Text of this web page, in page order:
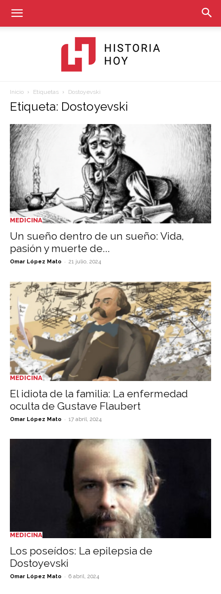
Hoy
Inicio Etiquetas Dostoyevski
Etiqueta: Dostoyevski
MEDICINA
Un sueño dentro de un sueño: Vida,
pasión y muerte de...
Omar López Mato - 21 julio, 2024
MEDICINA
El idiota de la familia: La enfermedad
oculta de Gustave Flaubert
Omar López Mato - 17 abril, 2024
MEDICINA
Los poseídos: La epilepsia de
Dostoyevski
Omar López Mato - 6 abril, 2024